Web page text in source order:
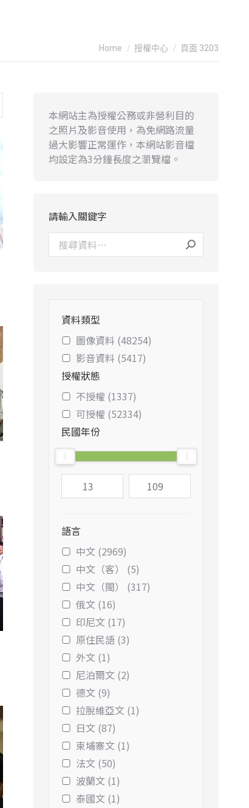
You are here:
Home 授權中心 頁面 3203
本網站主為授權公務或非營利目的
之照片及影音使用，為免網路流量
過大影響正常運作，本網站影音檔
均設定為3分鐘長度之瀏覽檔。
請輸入關鍵字
資料類型
圖像資料 (48254)
影音資料 (5417)
授權狀態
不授權 (1337)
可授權 (52334)
民國年份
語言
中文 (2969)
中文（客） (5)
中文（閩） (317)
俄文 (16)
印尼文 (17)
原住民語 (3)
外文 (1)
尼泊爾文 (2)
德文 (9)
拉脫維亞文 (1)
日文 (87)
柬埔寨文 (1)
法文 (50)
波蘭文 (1)
泰國文 (1)